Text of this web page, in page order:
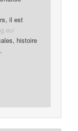
il est
histoire